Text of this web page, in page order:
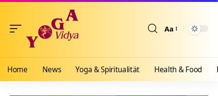
Aa
Home News Yoga & Spiritualität Health & Food